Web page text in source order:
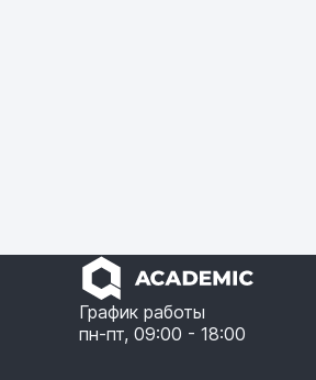
График работы
пн-пт, 09:00 - 18:00